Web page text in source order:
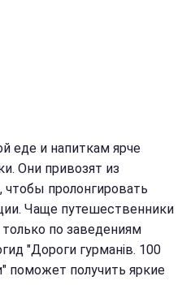
еде и напиткам ярче
Они привозят из
пролонгировать
Чаще путешественники
по заведениям
"Дороги гурманів. 100
поможет получить яркие